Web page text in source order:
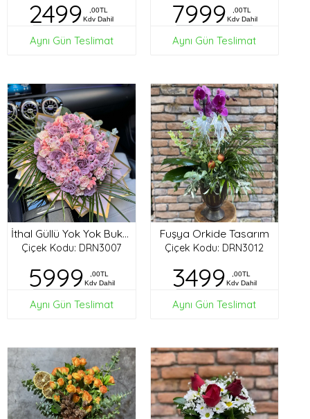
2499
,00TL
Kdv Dahil
Aynı Gün Teslimat
7999
,00TL
Kdv Dahil
Aynı Gün Teslimat
İthal Güllü Yok Yok Buket
Çiçek Kodu: DRN3007
5999
,00TL
Kdv Dahil
Aynı Gün Teslimat
Fuşya Orkide Tasarım
Çiçek Kodu: DRN3012
3499
,00TL
Kdv Dahil
Aynı Gün Teslimat